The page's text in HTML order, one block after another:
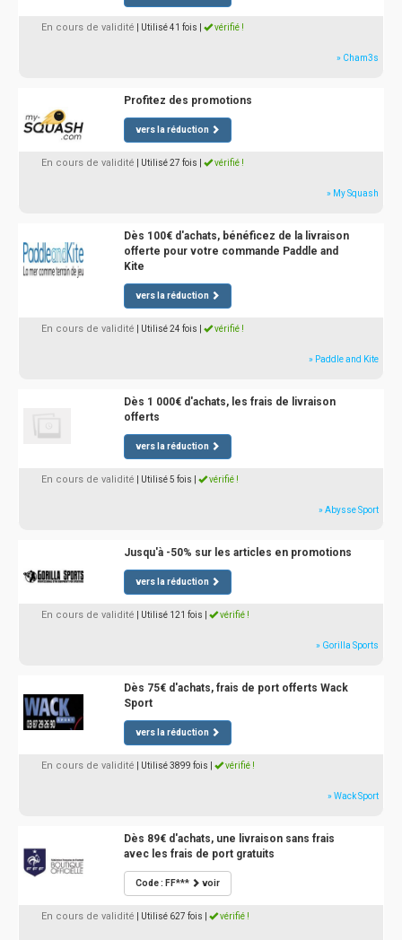
En cours de validité | Utilisé 41 fois vérifié !
» Cham3s
Profitez des promotions
vers la réduction
En cours de validité | Utilisé 27 fois vérifié !
» My Squash
Dès 100€ d'achats, bénéficez de la livraison
offerte pour votre commande Paddle and
Kite
vers la réduction
En cours de validité | Utilisé 24 fois vérifié !
» Paddle and Kite
Dès 1 000€ d'achats, les frais de livraison
offerts
vers la réduction
En cours de validité | Utilisé 5 fois vérifié !
» Abysse Sport
Jusqu'à -50% sur les articles en promotions
vers la réduction
En cours de validité | Utilisé 121 fois vérifié !
» Gorilla Sports
Dès 75€ d'achats, frais de port offerts Wack
Sport
vers la réduction
En cours de validité | Utilisé 3899 fois vérifié !
» Wack Sport
Dès 89€ d'achats, une livraison sans frais
avec les frais de port gratuits
Code : FF*** voir
En cours de validité | Utilisé 627 fois vérifié !